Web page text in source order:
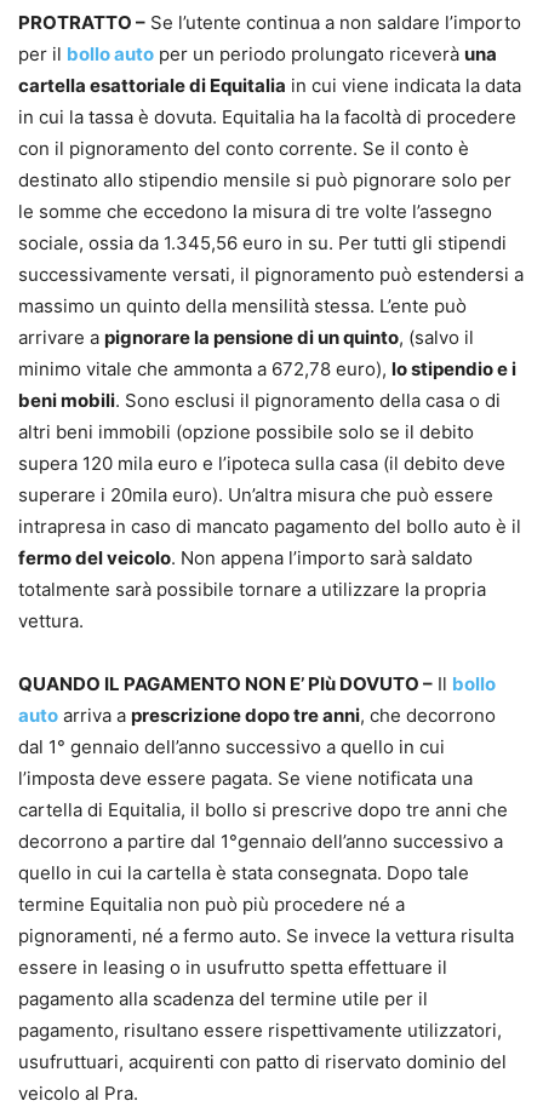
PROTRATTO – Se l’utente continua a non saldare l’importo
per il bollo auto per un periodo prolungato riceverà una
cartella esattoriale di Equitalia in cui viene indicata la data
in cui la tassa è dovuta. Equitalia ha la facoltà di procedere
con il pignoramento del conto corrente. Se il conto è
destinato allo stipendio mensile si può pignorare solo per
le somme che eccedono la misura di tre volte l’assegno
sociale, ossia da 1.345,56 euro in su. Per tutti gli stipendi
successivamente versati, il pignoramento può estendersi a
massimo un quinto della mensilità stessa. L’ente può
arrivare a pignorare la pensione di un quinto, (salvo il
minimo vitale che ammonta a 672,78 euro), lo stipendio e i
beni mobili. Sono esclusi il pignoramento della casa o di
altri beni immobili (opzione possibile solo se il debito
supera 120 mila euro e l’ipoteca sulla casa (il debito deve
superare i 20mila euro). Un’altra misura che può essere
intrapresa in caso di mancato pagamento del bollo auto è il
fermo del veicolo. Non appena l’importo sarà saldato
totalmente sarà possibile tornare a utilizzare la propria
vettura.
QUANDO IL PAGAMENTO NON E’ PIù DOVUTO – Il bollo
auto arriva a prescrizione dopo tre anni, che decorrono
dal 1° gennaio dell’anno successivo a quello in cui
l’imposta deve essere pagata. Se viene notificata una
cartella di Equitalia, il bollo si prescrive dopo tre anni che
decorrono a partire dal 1°gennaio dell’anno successivo a
quello in cui la cartella è stata consegnata. Dopo tale
termine Equitalia non può più procedere né a
pignoramenti, né a fermo auto. Se invece la vettura risulta
essere in leasing o in usufrutto spetta effettuare il
pagamento alla scadenza del termine utile per il
pagamento, risultano essere rispettivamente utilizzatori,
usufruttuari, acquirenti con patto di riservato dominio del
veicolo al Pra.